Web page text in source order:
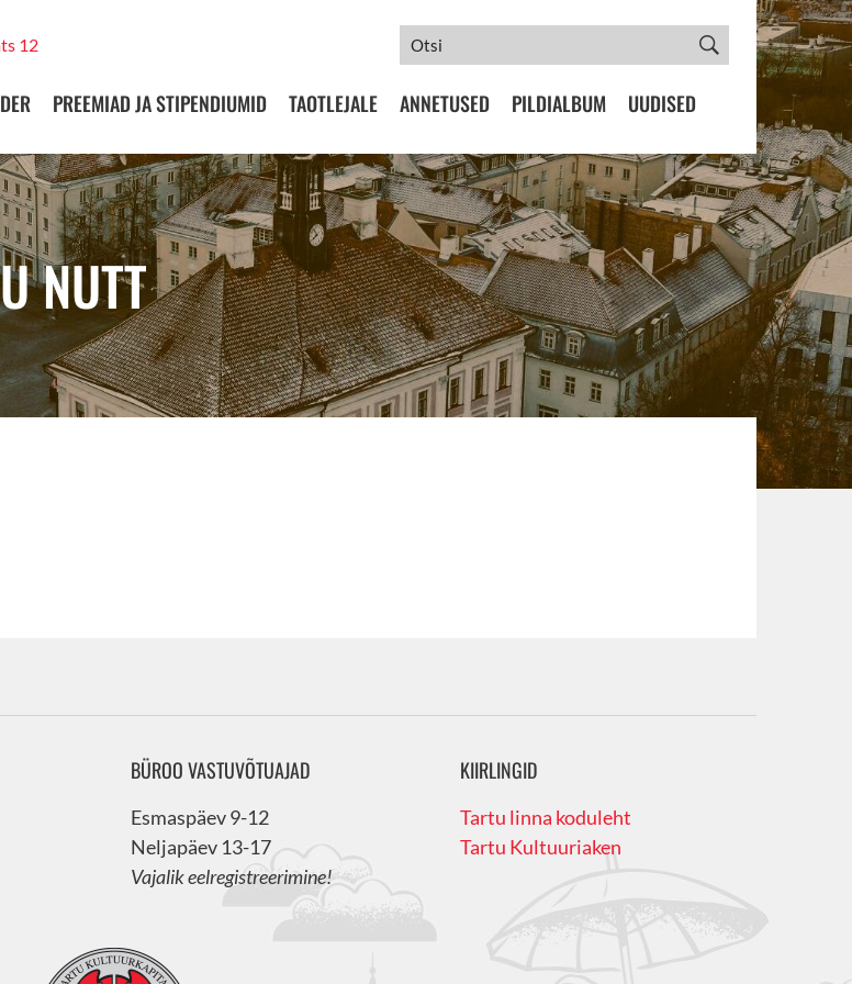
12
PREEMIAD JA STIPENDIUMID TAOTLEJALE ANNETUSED PILDIALBUM UUDISED
NUTT
BÜROO VASTUVÕTUAJAD
Esmaspäev 9-12
Neljapäev 13-17
Vajalik eelregistreerimine!
KIIRLINGID
Tartu linna koduleht
Tartu Kultuuriaken